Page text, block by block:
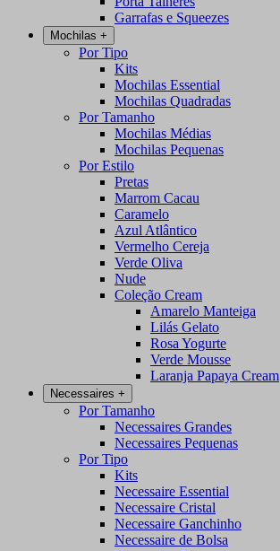
Garrafas e Squeezes
Mochilas +
Por Tipo
Kits
Mochilas Essential
Mochilas Quadradas
Por Tamanho
Mochilas Médias
Mochilas Pequenas
Por Estilo
Pretas
Marrom Cacau
Caramelo
Azul Atlântico
Vermelho Cereja
Verde Oliva
Nude
Coleção Cream
Amarelo Manteiga
Lilás Gelato
Rosa Yogurte
Verde Mousse
Laranja Papaya Cream
Necessaires +
Por Tamanho
Necessaires Grandes
Necessaires Pequenas
Por Tipo
Kits
Necessaire Essential
Necessaire Cristal
Necessaire Ganchinho
Necessaire de Bolsa